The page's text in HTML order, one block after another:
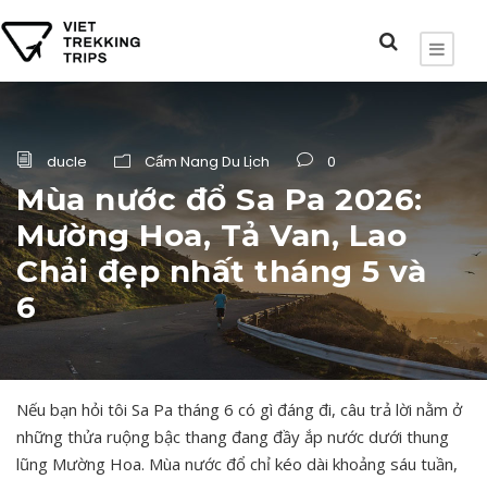
ducle Cẩm Nang Du Lịch 0
Mùa nước đổ Sa Pa 2026:
Mường Hoa, Tả Van, Lao
Chải đẹp nhất tháng 5 và
6
Nếu bạn hỏi tôi Sa Pa tháng 6 có gì đáng đi, câu trả lời nằm ở
những thửa ruộng bậc thang đang đầy ắp nước dưới thung
lũng Mường Hoa. Mùa nước đổ chỉ kéo dài khoảng sáu tuần,